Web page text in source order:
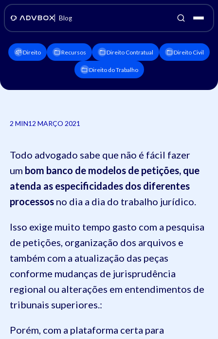
Blog
Direito Recursos Direito Contratual Direito Civil
Direito do Trabalho
2 MIN12 MARÇO 2021
Todo advogado sabe que não é fácil fazer
um bom banco de modelos de petições, que
atenda as especificidades dos diferentes
processos no dia a dia do trabalho jurídico.
Isso exige muito tempo gasto com a pesquisa
de petições, organização dos arquivos e
também com a atualização das peças
conforme mudanças de jurisprudência
regional ou alterações em entendimentos de
tribunais superiores.:
Porém, com a plataforma certa para